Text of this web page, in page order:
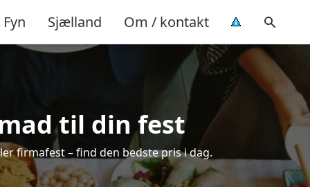
Fyn Sjælland Om / kontakt
til din fest
firmafest – find den bedste pris i dag.